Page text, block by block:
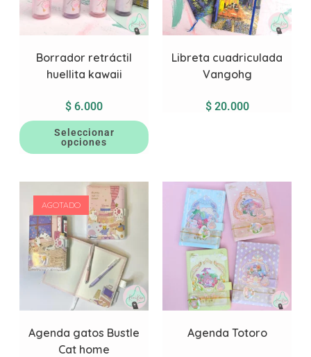
Borrador retráctil
huellita kawaii
$ 6.000
Seleccionar
opciones
Libreta cuadriculada
Vangohg
$20.000
AGOTADO
Agenda gatos Bustle
Cat home
Agenda Totoro